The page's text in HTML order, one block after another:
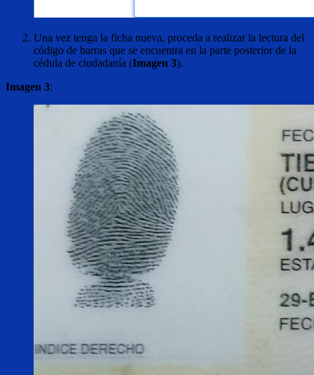
Una vez tenga la ficha nueva, proceda a realizar la lectura del
código de barras que se encuentra en la parte posterior de la
cédula de ciudadanía (Imagen 3).
Imagen 3: